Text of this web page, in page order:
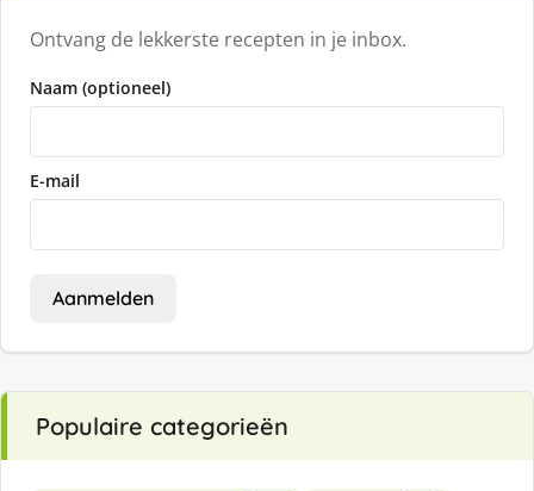
Ontvang de lekkerste recepten in je inbox.
Naam (optioneel)
E-mail
Aanmelden
Populaire categorieën